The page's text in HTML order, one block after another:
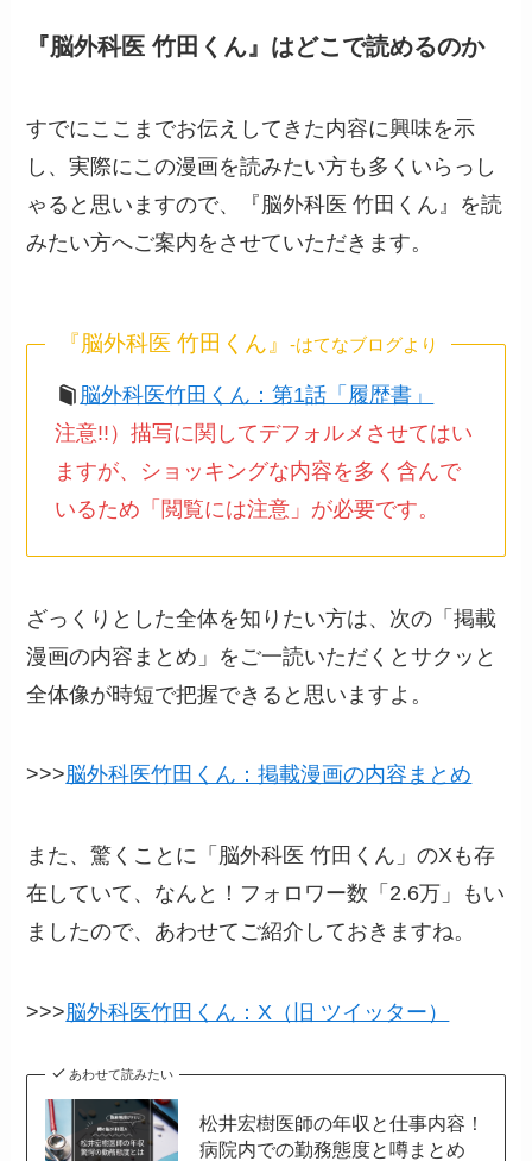
『脳外科医 竹田くん』はどこで読めるのか
すでにここまでお伝えしてきた内容に興味を示
し、実際にこの漫画を読みたい方も多くいらっし
ゃると思いますので、『脳外科医 竹田くん』を読
みたい方へご案内をさせていただきます。
『脳外科医 竹田くん』-はてなブログより
脳外科医竹田くん：第1話「履歴書」
注意!!）描写に関してデフォルメさせてはい
ますが、ショッキングな内容を多く含んで
いるため「閲覧には注意」が必要です。
ざっくりとした全体を知りたい方は、次の「掲載
漫画の内容まとめ」をご一読いただくとサクッと
全体像が時短で把握できると思いますよ。
>>>脳外科医竹田くん：掲載漫画の内容まとめ
また、驚くことに「脳外科医 竹田くん」のXも存
在していて、なんと！フォロワー数「2.6万」もい
ましたので、あわせてご紹介しておきますね。
>>>脳外科医竹田くん：X（旧 ツイッター）
あわせて読みたい
松井宏樹医師の年収と仕事内容！
病院内での勤務態度と噂まとめ